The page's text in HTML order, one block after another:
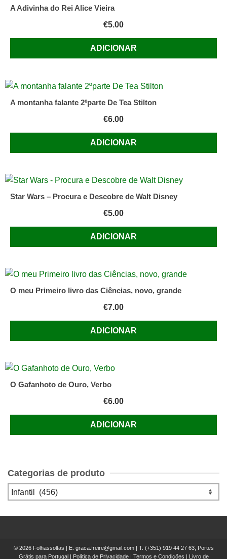
A Adivinha do Rei Alice Vieira
€5.00
ADICIONAR
A montanha falante 2ºparte De Tea Stilton
€6.00
ADICIONAR
Star Wars – Procura e Descobre de Walt Disney
€5.00
ADICIONAR
O meu Primeiro livro das Ciências, novo, grande
€7.00
ADICIONAR
O Gafanhoto de Ouro, Verbo
€6.00
ADICIONAR
Categorias de produto
© 2026 Folhassoltas | E. graca.freire@gmail.com| T. (+351) 919 44 27 63, Portes
Grátis para Portugal
Política de Privacidade| Termos e Condições Livro de